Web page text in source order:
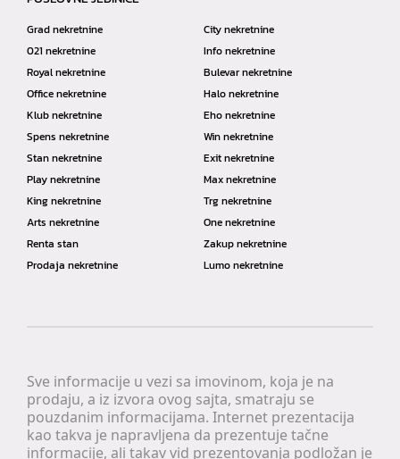
Sve informacije u vezi sa imovinom, koja je na
prodaju, a iz izvora ovog sajta, smatraju se
pouzdanim informacijama. Internet prezentacija
kao takva je napravljena da prezentuje tačne
informacije, ali takav vid prezentovanja podložan je
Grad nekretnine
City nekretnine
021 nekretnine
Info nekretnine
Royal nekretnine
Bulevar nekretnine
Office nekretnine
Halo nekretnine
Klub nekretnine
Eho nekretnine
Spens nekretnine
Win nekretnine
Stan nekretnine
Exit nekretnine
Play nekretnine
Max nekretnine
King nekretnine
Trg nekretnine
Arts nekretnine
One nekretnine
Renta stan
Zakup nekretnine
Prodaja nekretnine
Lumo nekretnine